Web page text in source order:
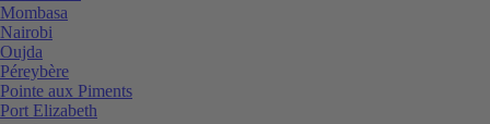
Mombasa
Nairobi
Oujda
Péreybère
Pointe aux Piments
Port Elizabeth